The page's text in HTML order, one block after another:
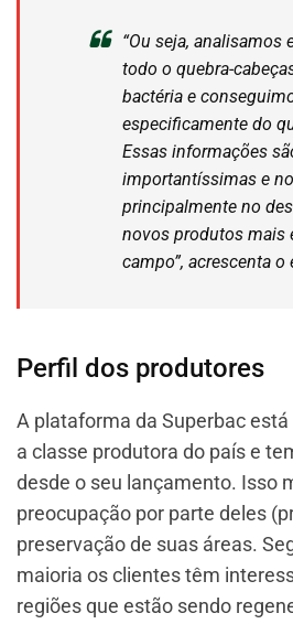
“Ou seja, analisamos
todo o quebra-
bactéria e
especificamente do
Essas informações
importantíssimas e
principalmente no
novos produtos mais
campo”, acrescenta o
Perfil dos produtores
A plataforma da Superbac
a classe produtora do país e
desde o seu lançamento. Isso
preocupação por parte deles
preservação de suas áreas.
maioria os clientes têm
regiões que estão sendo